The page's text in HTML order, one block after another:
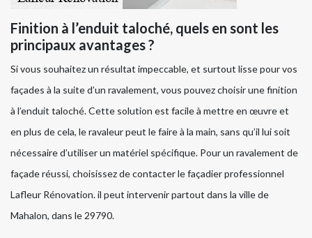
Finition à l’enduit taloché, quels en sont les
principaux avantages ?
Si vous souhaitez un résultat impeccable, et surtout lisse pour vos
façades à la suite d’un ravalement, vous pouvez choisir une finition
à l’enduit taloché. Cette solution est facile à mettre en œuvre et
en plus de cela, le ravaleur peut le faire à la main, sans qu’il lui soit
nécessaire d’utiliser un matériel spécifique. Pour un ravalement de
façade réussi, choisissez de contacter le façadier professionnel
Lafleur Rénovation. il peut intervenir partout dans la ville de
Mahalon, dans le 29790.